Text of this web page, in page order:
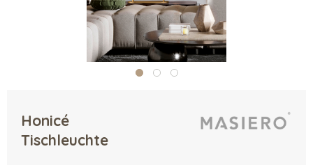
Honicé
Tischleuchte